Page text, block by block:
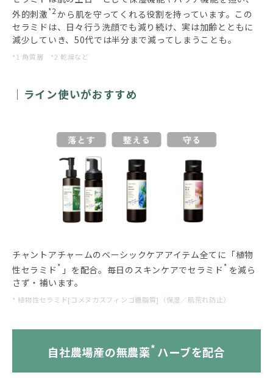
外的刺激*2から肌を守ってくれる役割を持っています。この
セラミドは、日々行う洗顔でも減り続け、実は加齢とともに
減少していき、50代では半分まで減ってしまうことも。
*1 角質層 *2 乾燥など
ライン使いがおすすめ
チャントアチャームのベーシックケアアイテム全てに「植物
性セラミド * 」を配合。毎日のスキンケアでセラミド * を減ら
さず・補います。
* 植物性セラミド[コメヌカスフィンゴ糖脂質]（保湿／肌荒れ防止）
自社農場産の無農薬* ハーブを配合